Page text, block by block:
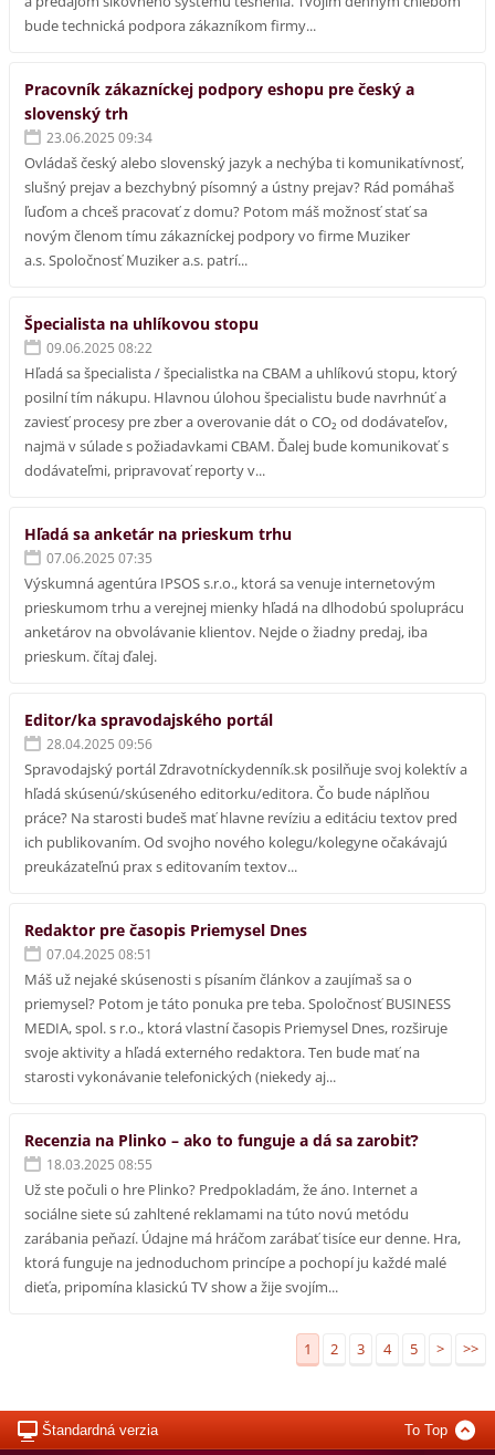
bude technická podpora zákazníkom firmy...
Pracovník zákazníckej podpory eshopu pre český a
slovenský trh
23.06.2025 09:34
Ovládaš český alebo slovenský jazyk a nechýba ti komunikatívnosť,
slušný prejav a bezchybný písomný a ústny prejav? Rád pomáhaš
ľuďom a chceš pracovať z domu? Potom máš možnosť stať sa
novým členom tímu zákazníckej podpory vo firme Muziker
a.s. Spoločnosť Muziker a.s. patrí...
Špecialista na uhlíkovou stopu
09.06.2025 08:22
Hľadá sa špecialista / špecialistka na CBAM a uhlíkovú stopu, ktorý
posilní tím nákupu. Hlavnou úlohou špecialistu bude navrhnúť a
zaviesť procesy pre zber a overovanie dát o CO₂ od dodávateľov,
najmä v súlade s požiadavkami CBAM. Ďalej bude komunikovať s
dodávateľmi, pripravovať reporty v...
Hľadá sa anketár na prieskum trhu
07.06.2025 07:35
Výskumná agentúra IPSOS s.r.o., ktorá sa venuje internetovým
prieskumom trhu a verejnej mienky hľadá na dlhodobú spoluprácu
anketárov na obvolávanie klientov. Nejde o žiadny predaj, iba
prieskum. čítaj ďalej.
Editor/ka spravodajského portál
28.04.2025 09:56
Spravodajský portál Zdravotníckydenník.sk posilňuje svoj kolektív a
hľadá skúsenú/skúseného editorku/editora. Čo bude náplňou
práce? Na starosti budeš mať hlavne revíziu a editáciu textov pred
ich publikovaním. Od svojho nového kolegu/kolegyne očakávajú
preukázateľnú prax s editovaním textov...
Redaktor pre časopis Priemysel Dnes
07.04.2025 08:51
Máš už nejaké skúsenosti s písaním článkov a zaujímaš sa o
priemysel? Potom je táto ponuka pre teba. Spoločnosť BUSINESS
MEDIA, spol. s r.o., ktorá vlastní časopis Priemysel Dnes, rozširuje
svoje aktivity a hľadá externého redaktora. Ten bude mať na
starosti vykonávanie telefonických (niekedy aj...
Recenzia na Plinko – ako to funguje a dá sa zarobiť?
18.03.2025 08:55
Už ste počuli o hre Plinko? Predpokladám, že áno. Internet a
sociálne siete sú zahltené reklamami na túto novú metódu
zarábania peňazí. Údajne má hráčom zarábať tisíce eur denne. Hra,
ktorá funguje na jednoduchom princípe a pochopí ju každé malé
dieťa, pripomína klasickú TV show a žije svojím...
1 2 3 4 5 > >>
Štandardná verzia To Top